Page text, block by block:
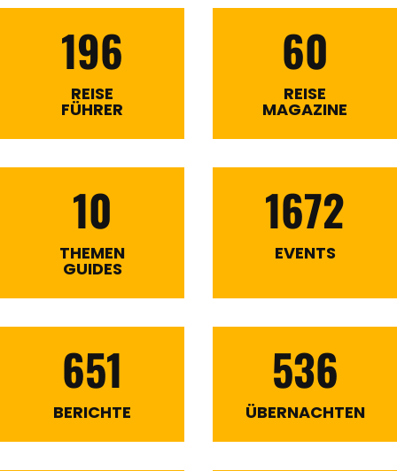
196
REISE
FÜHRER
60
REISE
MAGAZINE
10
THEMEN
GUIDES
1672
EVENTS
651
BERICHTE
536
ÜBERNACHTEN